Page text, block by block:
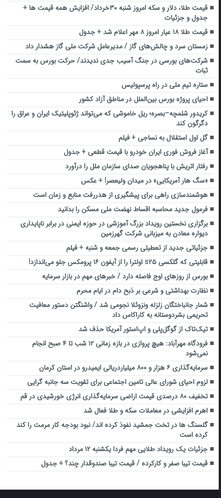
قیمت طلا، دلار و سکه امروز شنبه ۳۰خرداد/ افزایش همه قیمت ها +
جدول و جزئیات
قیمت طلا ۱۸ عیار امروز ۸ مهر اعلام شد + جدول
زمستان سرد و چالش‌های گاز / مدیرعامل شرکت ملی گاز هشدار داد
شرکت‌های بورسی در جنگ آسیب جدی ندیدند/ حرکت بورس به سمت
ثبات
ستاره تیم ملی در راه پرسپولیس
احیای پروژه بورس بین‌الملل در مناطق آزاد کشور
کریدور شلمچه–بصره؛ ریل خاموشی که می‌تواند ژئوپلیتیک ایران و عراق را
دگرگون کند
گل اول استقلال به نساجی + فیلم
آغاز فروش فوری ایران خودرو با قیمت قطعی + جدول
رفتار اتریش با پناهجویان صدای سازمان ملل را درآورد
«سگ هار آمریکایی» در میدان ولیعصر! + عکس
هوشمندسازی راهی برای پیشگیری از هدررفت منابع و زمان است
فرمول جدید محاسبه اقساط نهضت ملی مسکن را بدانید
برگزاری نخستین رویداد بزرگ آموزشی در حوزه ایمنی در برابر ناپایداری
دیواره معادن به میزبانی شرکت گهرزمین
جزئیاتی جدید از تعطیلی رسمی جمعه و شنبه + فیلم
قابلیتی که گلکسی s۲۵ اولترا را از آیفون ۱۶ پرومکس جلو می‌اندازد!
بورس از روزهای اوج فاصله دارد / خبرهای مهم در بازار سرمایه
نظارت بهداشتی و شرعی بر ذبح دام در ایام محرم
شمار جانباختگان زلزله ونزوئلا نجومی شد / واشنگتن دستور معافیت
تحریمی بشردوستانه به کاراکاس داد
تیک‌تاک از گوگل‌پلی و اپ‌استور آمریکا حذف شد
فرودگاه مهرآباد: هیچ پروازی در بازه زمانی ۱۲ شب تا ۴ صبح انجام
نمی‌شود
سرمایه‌گذاری ۶ هزار و ۸۰۰ میلیاردریالی ایمیدرو در استان کرمان
لزوم احیای شورای عالی تامین اجتماعی برای تقویت سه جانبه گرایی
تخفیف ۸۰ درصدی قیمت اراضی سرمایه‌گذاری انرژی خورشیدی در قم
اهرم افزایشی در معاملات سکه و طلا فعال شد
گلسنگ ها در تخت جمشید نفوذ کرده اند/ نبود بودجه کار مرمت را کند
کرده است
جزئیات یک رویداد طلایی مهم فردا یکشنبه ۱۲ مرداد
قیمت تیبا صفر و کارکرده / قیمت تیبا صندوقدار چند؟ + جدول